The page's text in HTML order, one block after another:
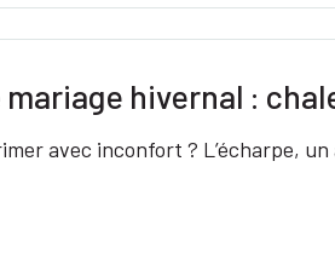
hivernal :
avec inconfort ? L’écharpe,